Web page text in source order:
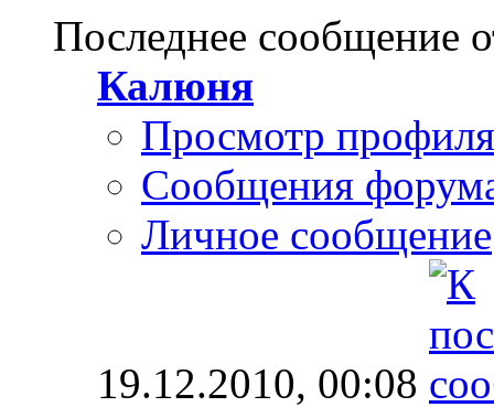
Последнее сообщение
Калюня
Просмотр профиля
Сообщения
Личное сообщение
19.12.2010, 00:08